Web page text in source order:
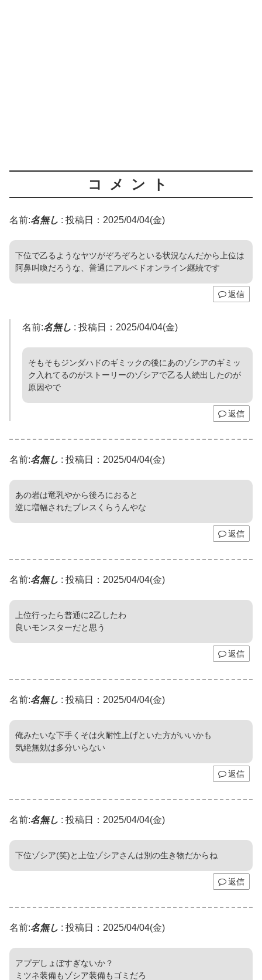
コメント
名前:名無し : 投稿日：2025/04/04(金)
下位で乙るようなヤツがぞろぞろといる状況なんだから上位は
阿鼻叫喚だろうな、普通にアルベドオンライン継続です
返信
名前:名無し : 投稿日：2025/04/04(金)
そもそもジンダハドのギミックの後にあのゾシアのギミッ
ク入れてるのがストーリーのゾシアで乙る人続出したのが
原因やで
返信
名前:名無し : 投稿日：2025/04/04(金)
あの岩は竜乳やから後ろにおると
逆に増幅されたブレスくらうんやな
返信
名前:名無し : 投稿日：2025/04/04(金)
上位行ったら普通に2乙したわ
良いモンスターだと思う
返信
名前:名無し : 投稿日：2025/04/04(金)
俺みたいな下手くそは火耐性上げといた方がいいかも
気絶無効は多分いらない
返信
名前:名無し : 投稿日：2025/04/04(金)
下位ゾシア(笑)と上位ゾシアさんは別の生き物だからね
返信
名前:名無し : 投稿日：2025/04/04(金)
アプデしょぼすぎないか？
ミツネ装備もゾシア装備もゴミだろ